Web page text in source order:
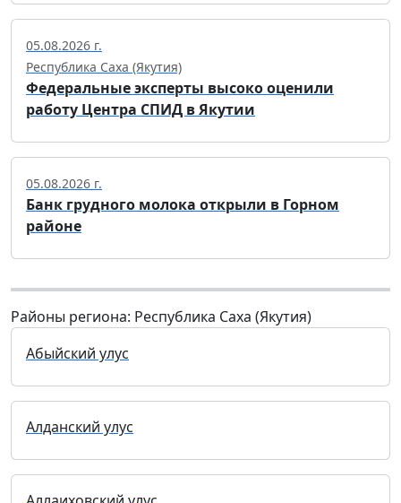
05.08.2026 г.
Республика Саха (Якутия)
Федеральные эксперты высоко оценили
работу Центра СПИД в Якутии
05.08.2026 г.
Банк грудного молока открыли в Горном
районе
Районы региона: Республика Саха (Якутия)
Абыйский улус
Алданский улус